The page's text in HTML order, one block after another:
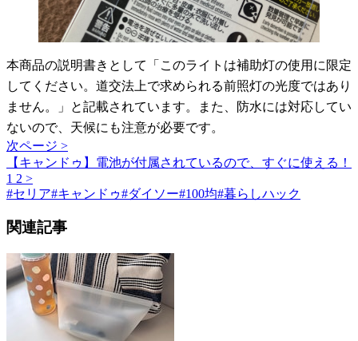
本商品の説明書きとして「このライトは補助灯の使用に限定
してください。道交法上で求められる前照灯の光度ではあり
ません。」と記載されています。また、防水には対応してい
ないので、天候にも注意が必要です。
次ページ >
【キャンドゥ】電池が付属されているので、すぐに使える！
1 2 >
#セリア#キャンドゥ#ダイソー#100均#暮らしハック
関連記事